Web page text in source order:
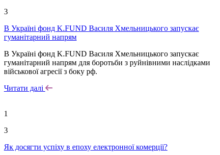
3
В Україні фонд K.FUND Василя Хмельницького запускає
гуманітарний напрям
В Україні фонд K.FUND Василя Хмельницького запускає
гуманітарний напрям для боротьби з руйнівними наслідками
військової агресії з боку рф.
Читати далі
1
3
Як досягти успіху в епоху електронної комерції?